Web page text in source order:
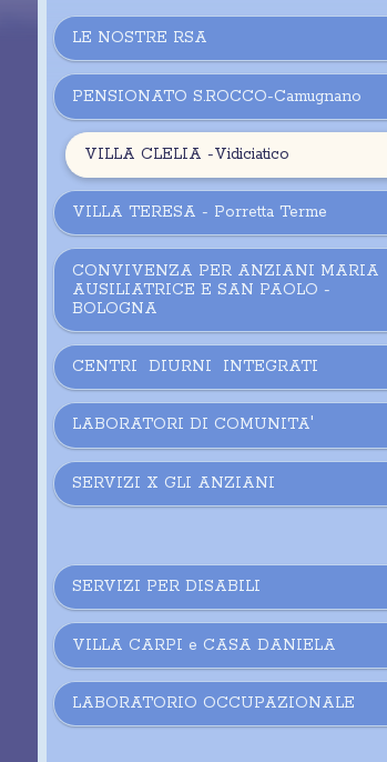
LE NOSTRE RSA
PENSIONATO S.ROCCO-Camugnano
VILLA CLELIA -Vidiciatico
VILLA TERESA - Porretta Terme
CONVIVENZA PER ANZIANI MARIA
AUSILIATRICE E SAN PAOLO -
BOLOGNA
CENTRI DIURNI INTEGRATI
LABORATORI DI COMUNITA'
SERVIZI X GLI ANZIANI
SERVIZI PER DISABILI
VILLA CARPI e CASA DANIELA
LABORATORIO OCCUPAZIONALE